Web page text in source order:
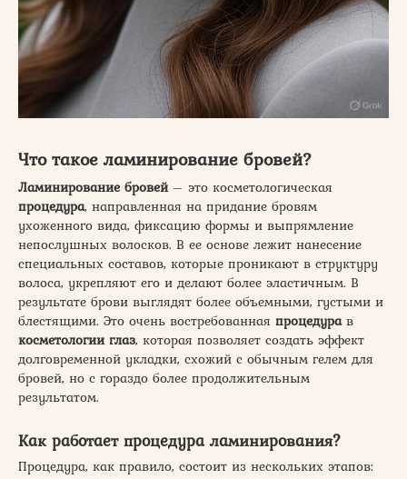
Что такое ламинирование бровей?
Ламинирование бровей– это косметологическая
процедура, направленная на придание бровям
ухоженного вида, фиксацию формы и выпрямление
непослушных волосков. В ее основе лежит нанесение
специальных составов, которые проникают в структуру
волоса, укрепляют его и делают более эластичным. В
результате брови выглядят более объемными, густыми и
блестящими. Это очень востребованная процедурав
косметологии глаз, которая позволяет создать эффект
долговременной укладки, схожий с обычным гелем для
бровей, но с гораздо более продолжительным
результатом.
Как работает процедура ламинирования?
Процедура, как правило, состоит из нескольких этапов: